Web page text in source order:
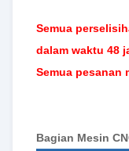
Semua
dalam waktu 48
Semua pesanan
Bagian Mesin